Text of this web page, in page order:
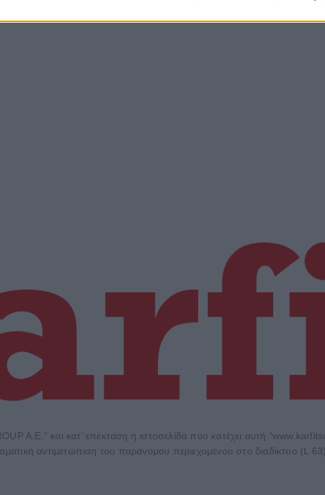
A.E.” και κατ’ επέκταση η ιστοσελίδα που κατέχει αυτή
αντιμετώπιση του παράνομου περιεχομένου στο διαδίκτυο (L